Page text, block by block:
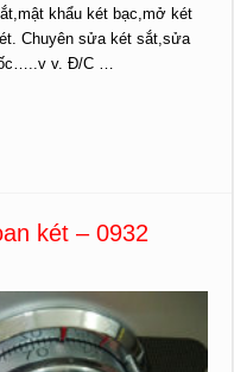
khẩu két bạc,mở két
Chuyên sửa két sắt,sửa
v. Đ/C …
két – 0932